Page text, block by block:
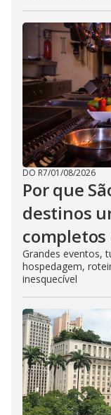
DO R7/01/08/2026
Por que
destinos
Grandes eventos,
hospedagem,
inesquecível